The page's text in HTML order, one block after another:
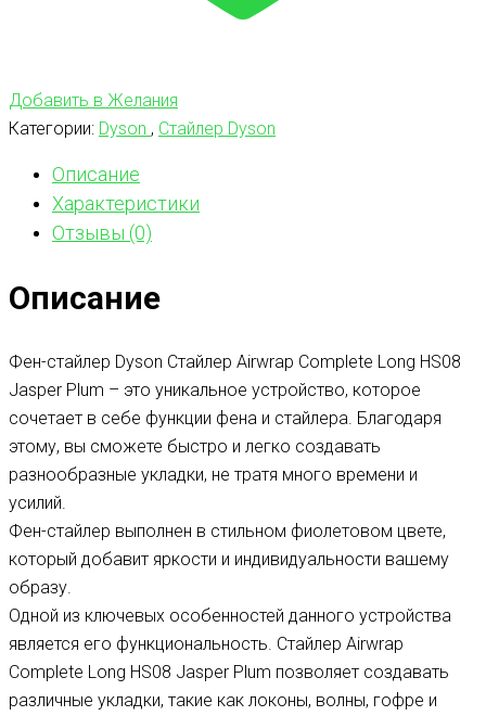
Добавить в Желания
Категории: Dyson , Стайлер Dyson
Описание
Характеристики
Отзывы (0)
Описание
Фен-стайлер Dyson Стайлер Airwrap Complete Long HS08
Jasper Plum – это уникальное устройство, которое
сочетает в себе функции фена и стайлера. Благодаря
этому, вы сможете быстро и легко создавать
разнообразные укладки, не тратя много времени и
усилий.
Фен-стайлер выполнен в стильном фиолетовом цвете,
который добавит яркости и индивидуальности вашему
образу.
Одной из ключевых особенностей данного устройства
является его функциональность. Стайлер Airwrap
Complete Long HS08 Jasper Plum позволяет создавать
различные укладки, такие как локоны, волны, гофре и